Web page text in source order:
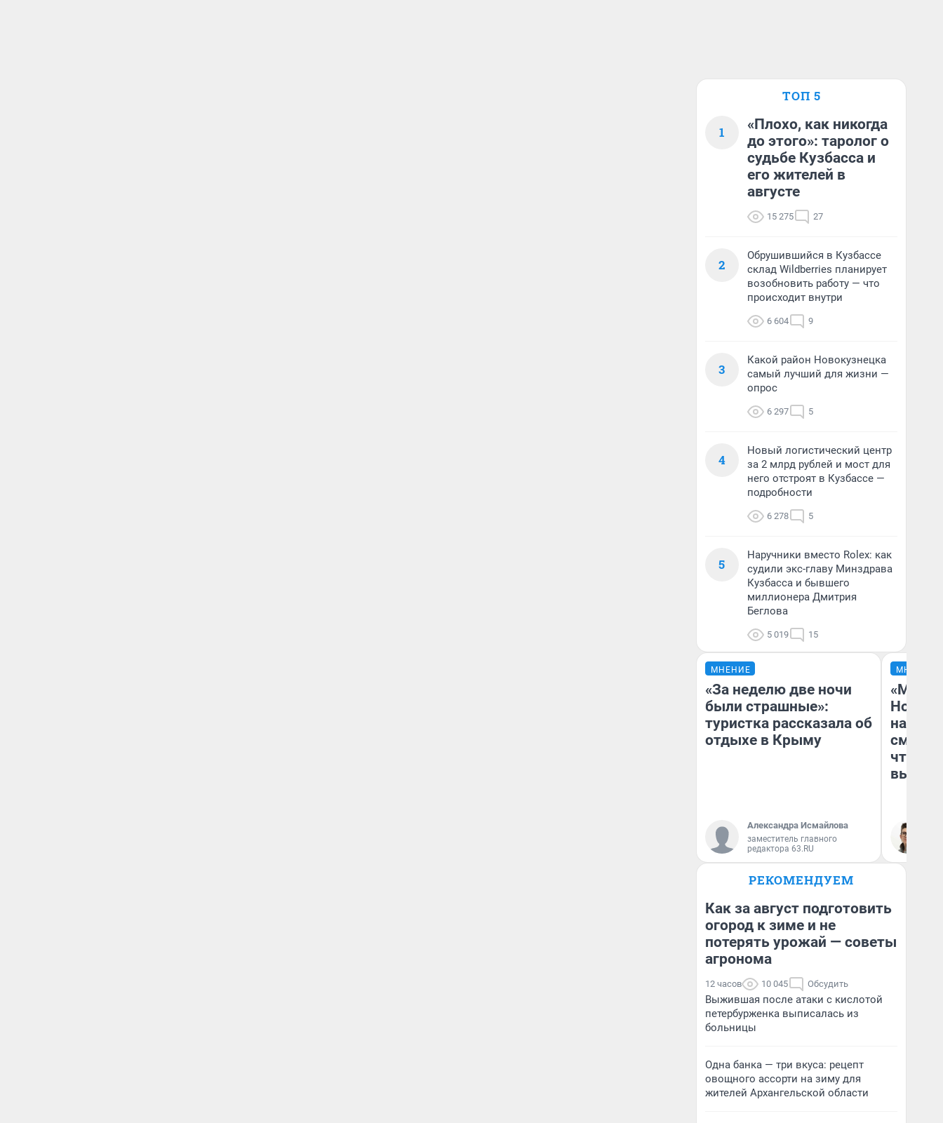
ТОП 5
1
«Плохо, как никогда
до этого»: таролог о
судьбе Кузбасса и
его жителей в
августе
15 275 27
2
Обрушившийся в Кузбассе
склад Wildberries планирует
возобновить работу — что
происходит внутри
6 604 9
3
Какой район Новокузнецка
самый лучший для жизни —
опрос
6 297 5
4
Новый логистический центр
за 2 млрд рублей и мост для
него отстроят в Кузбассе —
подробности
6 278 5
5
Наручники вместо Rolex: как
судили экс-главу Минздрава
Кузбасса и бывшего
миллионера Дмитрия
Беглова
5 019 15
МНЕНИЕ
«За неделю две ночи
были страшные»:
туристка рассказала об
отдыхе в Крыму
Александра Исмайлова
заместитель главного
редактора 63.RU
МНЕНИЕ
«Мы
чтобы
РЕКОМЕНДУЕМ
Как за август подготовить
огород к зиме и не
потерять урожай — советы
агронома
12 часов 10 045 Обсудить
Выжившая после атаки с кислотой
петербурженка выписалась из
больницы
Одна банка — три вкуса: рецепт
овощного ассорти на зиму для
жителей Архангельской области